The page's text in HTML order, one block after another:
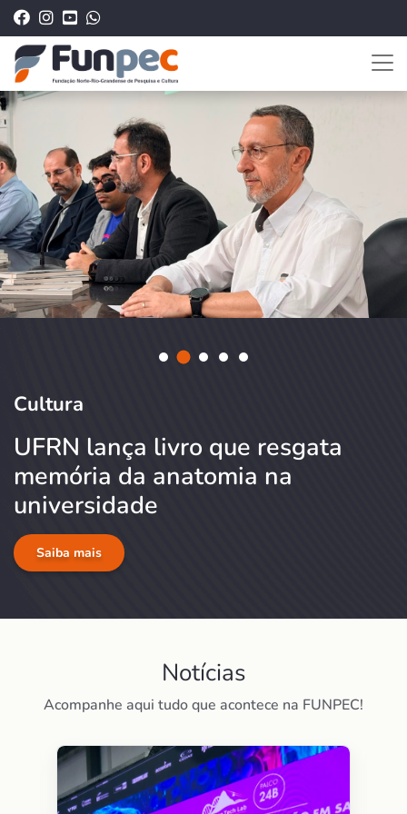
Cultura
UFRN lança livro que resgata
memória da anatomia na
universidade
Saiba mais
Notícias
Acompanhe aqui tudo que acontece na FUNPEC!